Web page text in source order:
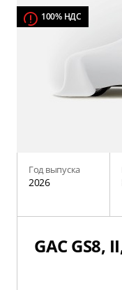
100% НДС
Год выпуска
2026
GAC GS8,